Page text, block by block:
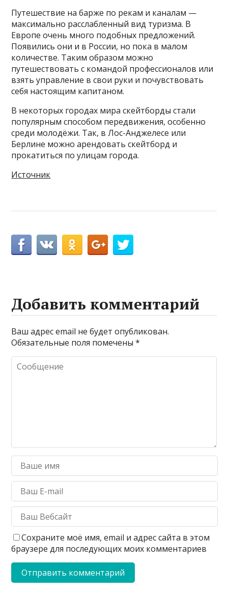
Путешествие на барже по рекам и каналам —
максимально расслабленный вид туризма. В
Европе очень много подобных предложений.
Появились они и в России, но пока в малом
количестве. Таким образом можно
путешествовать с командой профессионалов или
взять управление в свои руки и почувствовать
себя настоящим капитаном.
В некоторых городах мира скейтборды стали
популярным способом передвижения, особенно
среди молодёжи. Так, в Лос-Анджелесе или
Берлине можно арендовать скейтборд и
прокатиться по улицам города.
Источник
Добавить комментарий
Ваш адрес email не будет опубликован.
Обязательные поля помечены*
Сохраните моё имя, email и адрес сайта в этом
браузере для последующих моих комментариев